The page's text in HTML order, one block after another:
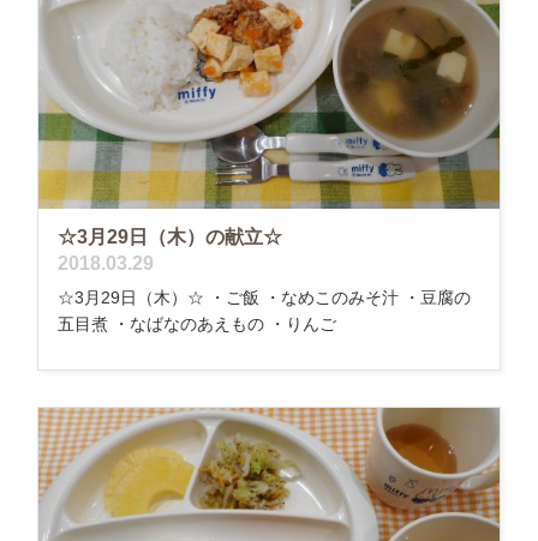
☆3月29日（木）の献立☆
2018.03.29
☆3月29日（木）☆ ・ご飯 ・なめこのみそ汁 ・豆腐の
五目煮 ・なばなのあえもの ・りんご